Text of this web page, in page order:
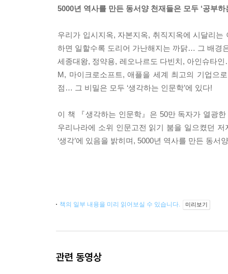
5000년 역사를 만든 동서양 천재들은 모두 ‘공부
우리가 입시지옥, 자본지옥, 취직지옥에 시달리
하면 일할수록 도리어 가난해지는 까닭… 그 배경
세종대왕, 정약용, 레오나르도 다빈치, 아인슈타
M, 마이크로소프트, 애플을 세계 최고의 기업으
점… 그 비밀은 모두 ‘생각하는 인문학’에 있다!
이 책 『생각하는 인문학』은 50만 독자가 열광
우리나라에 소위 인문고전 읽기 붐을 일으켰던 저
‘생각’에 있음을 밝히며, 5000년 역사를 만든 동서
책의 일부 내용을 미리 읽어보실 수 있습니다. 미리보기
관련 동영상